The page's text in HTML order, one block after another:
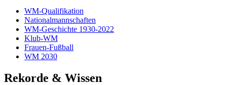
WM-Qualifikation
Nationalmannschaften
WM-Geschichte 1930-2022
Klub-WM
Frauen-Fußball
WM 2030
Rekorde & Wissen